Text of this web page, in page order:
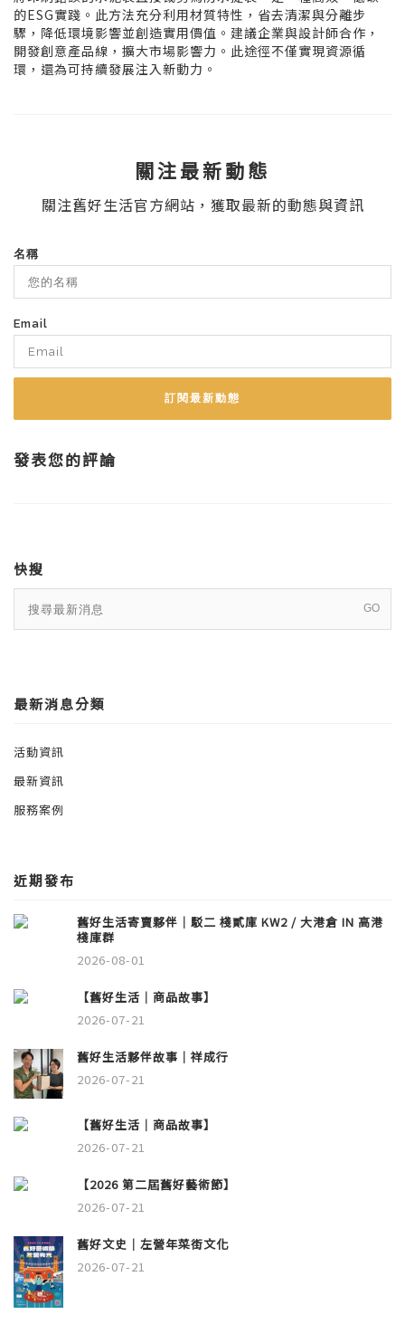
的ESG實踐。此方法充分利用材質特性，省去清潔與分離步
驟，降低環境影響並創造實用價值。建議企業與設計師合作，
開發創意產品線，擴大市場影響力。此途徑不僅實現資源循
環，還為可持續發展注入新動力。
關注最新動態
關注舊好生活官方網站，獲取最新的動態與資訊
名稱
Email
訂閱最新動態
發表您的評論
快搜
最新消息分類
活動資訊
最新資訊
服務案例
近期發布
舊好生活寄賣夥伴｜駁二 棧貳庫 KW2 / 大港倉 IN 高港
棧庫群
2026-08-01
【舊好生活｜商品故事】
2026-07-21
舊好生活夥伴故事｜祥成行
2026-07-21
【舊好生活｜商品故事】
2026-07-21
【2026 第二屆舊好藝術節】
2026-07-21
舊好文史｜左營年菜街文化
2026-07-21